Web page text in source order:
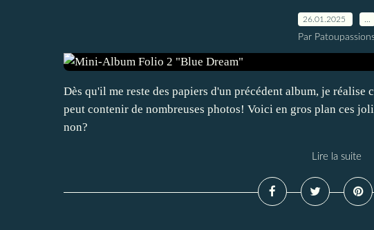
26.01.2025
Par
Dès qu'il me reste des papiers d'un précédent album, je
peut contenir de nombreuses photos! Voici en gros plan ces
non?
Lire la suite